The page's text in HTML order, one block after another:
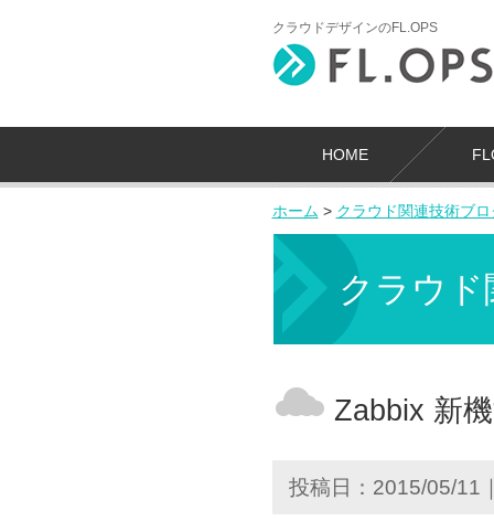
クラウドデザインのFL.OPS
HOME
ホーム > クラウド関連技術ブロ
クラウ
Zabbix 新
投稿日：2015/05/11